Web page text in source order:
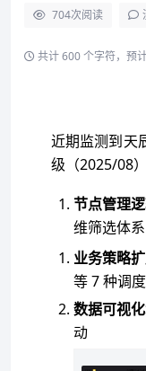
704次阅读
共计 600 个字符，预
近期监测到天
级（2025/08
节点管理
维筛选体系
业务策略
等 7 种调
数据可视
动